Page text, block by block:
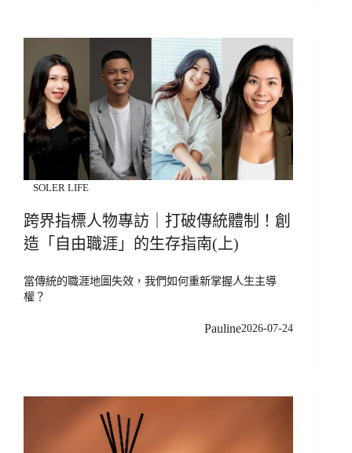
SOLER LIFE
跨界指標人物專訪｜打破傳統體制！創
造「自由職涯」的生存指南(上)
當傳統的職涯地圖失效，我們如何重新掌握人生主導
權？
Pauline2026-07-24